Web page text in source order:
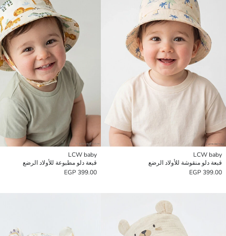
LCW baby
قبعة دلو منقوشة للأولاد الرضع
399.00 EGP
LCW baby
قبعة دلو مطبوعة للأولاد الرضع
399.00 EGP